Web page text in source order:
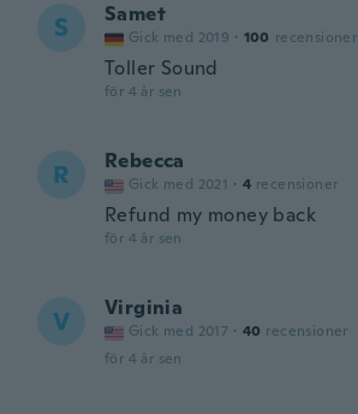
S Samet
Gick med 2019 · 100 recensioner
Toller Sound
för 4 år sen
R Rebecca
Gick med 2021 · 4 recensioner
Refund my money back
för 4 år sen
V Virginia
Gick med 2017 · 40 recensioner
för 4 år sen